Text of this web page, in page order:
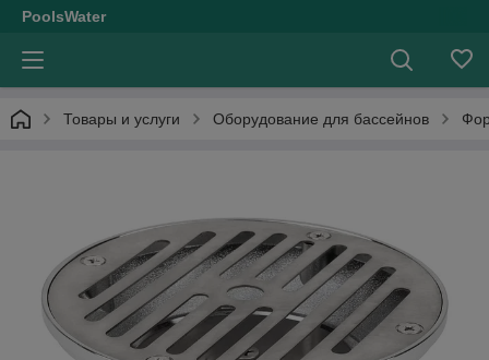
PoolsWater
Товары и услуги Оборудование для бассейнов